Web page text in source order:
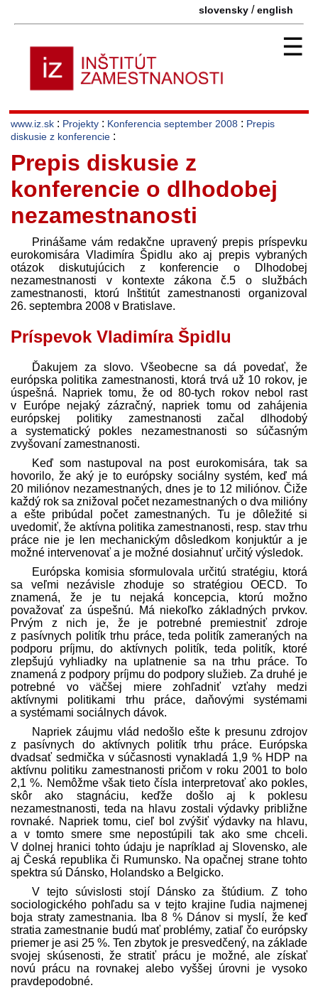
slovensky /english
☰
www.iz.sk : Projekty : Konferencia september 2008 : Prepis
diskusie z konferencie :
Prepis diskusie z
konferencie o dlhodobej
nezamestnanosti
Prinášame vám redakčne upravený prepis príspevku
eurokomisára Vladimíra Špidlu ako aj prepis vybraných
otázok diskutujúcich z konferencie o Dlhodobej
nezamestnanosti v kontexte zákona č.5 o službách
zamestnanosti, ktorú Inštitút zamestnanosti organizoval
26. septembra 2008 v Bratislave.
Príspevok Vladimíra Špidlu
Ďakujem za slovo. Všeobecne sa dá povedať, že
európska politika zamestnanosti, ktorá trvá už 10 rokov, je
úspešná. Napriek tomu, že od 80-tych rokov nebol rast
v Európe nejaký zázračný, napriek tomu od zahájenia
európskej politiky zamestnanosti začal dlhodobý
a systematický pokles nezamestnanosti so súčasným
zvyšovaní zamestnanosti.
Keď som nastupoval na post eurokomisára, tak sa
hovorilo, že aký je to európsky sociálny systém, keď má
20 miliónov nezamestnaných, dnes je to 12 miliónov. Čiže
každý rok sa znižoval počet nezamestnaných o dva milióny
a ešte pribúdal počet zamestnaných. Tu je dôležité si
uvedomiť, že aktívna politika zamestnanosti, resp. stav trhu
práce nie je len mechanickým dôsledkom konjuktúr a je
možné intervenovať a je možné dosiahnuť určitý výsledok.
Európska komisia sformulovala určitú stratégiu, ktorá
sa veľmi nezávisle zhoduje so stratégiou OECD. To
znamená, že je tu nejaká koncepcia, ktorú možno
považovať za úspešnú. Má niekoľko základných prvkov.
Prvým z nich je, že je potrebné premiestniť zdroje
z pasívnych politík trhu práce, teda politík zameraných na
podporu príjmu, do aktívnych politík, teda politík, ktoré
zlepšujú vyhliadky na uplatnenie sa na trhu práce. To
znamená z podpory príjmu do podpory služieb. Za druhé je
potrebné vo väčšej miere zohľadniť vzťahy medzi
aktívnymi politikami trhu práce, daňovými systémami
a systémami sociálnych dávok.
Napriek záujmu vlád nedošlo ešte k presunu zdrojov
z pasívnych do aktívnych politík trhu práce. Európska
dvadsať sedmička v súčasnosti vynakladá 1,9 % HDP na
aktívnu politiku zamestnanosti pričom v roku 2001 to bolo
2,1 %. Nemôžme však tieto čísla interpretovať ako pokles,
skôr ako stagnáciu, keďže došlo aj k poklesu
nezamestnanosti, teda na hlavu zostali výdavky približne
rovnaké. Napriek tomu, cieľ bol zvýšiť výdavky na hlavu,
a v tomto smere sme nepostúpili tak ako sme chceli.
V dolnej hranici tohto údaju je napríklad aj Slovensko, ale
aj Česká republika či Rumunsko. Na opačnej strane tohto
spektra sú Dánsko, Holandsko a Belgicko.
V tejto súvislosti stojí Dánsko za štúdium. Z toho
sociologického pohľadu sa v tejto krajine ľudia najmenej
boja straty zamestnania. Iba 8 % Dánov si myslí, že keď
stratia zamestnanie budú mať problémy, zatiaľ čo európsky
priemer je asi 25 %. Ten zbytok je presvedčený, na základe
svojej skúsenosti, že stratiť prácu je možné, ale získať
novú prácu na rovnakej alebo vyššej úrovni je vysoko
pravdepodobné.